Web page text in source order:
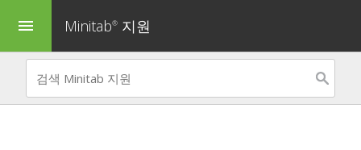
menu Minitab® 지원